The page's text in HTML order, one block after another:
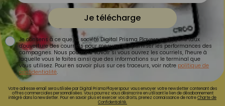
Je télécharge
Je consens à ce que la société Digital Prisma Players analyse le taux
d'ouverture des courriels pour mesurer et optimiser les performances des
campagnes. Nous pourrons savoir si vous ouvrez les courriels, l'heure à
laquelle vous le faites ainsi que des informations sur le terminal que
vous utilisez. Pour en savoir plus sur ces traceurs, voir notre politique de
confidentialité.
Votre adresse email sera utilisée par Digital Prisma Playerspour vous envoyer votre newsletter contenant des
offres commerciales personnalisées. Vous pourrez vous désinscrire en utilisant le lien de désabonnement
intégré dans la newsletter. Pour en savoir plus et exercer vos droits, prenez connaissance de notreCharte de
Confidentialité.